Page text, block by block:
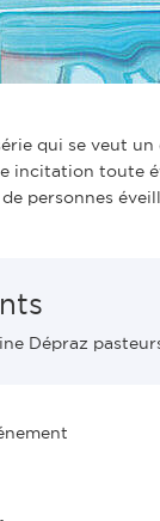
qui se veut
incitation toute
personnes
Dépraz